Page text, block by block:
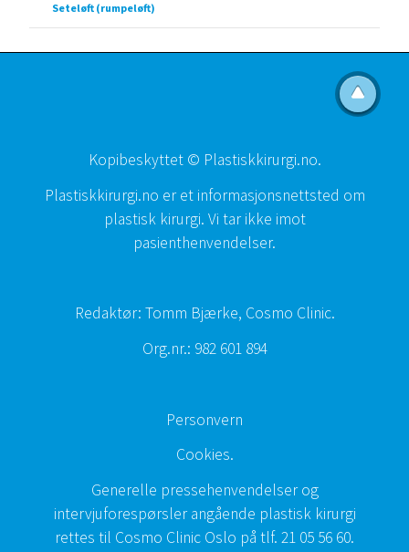
Seteløft (rumpeløft)
Kopibeskyttet © Plastiskkirurgi.no.
Plastiskkirurgi.no er et informasjonsnettsted om
plastisk kirurgi. Vi tar ikke imot
pasienthenvendelser.
Redaktør: Tomm Bjærke, Cosmo Clinic.
Org.nr.: 982 601 894
Personvern
Cookies.
Generelle pressehenvendelser og
intervjuforespørsler angående plastisk kirurgi
rettes til Cosmo Clinic Oslo på tlf. 21 05 56 60.